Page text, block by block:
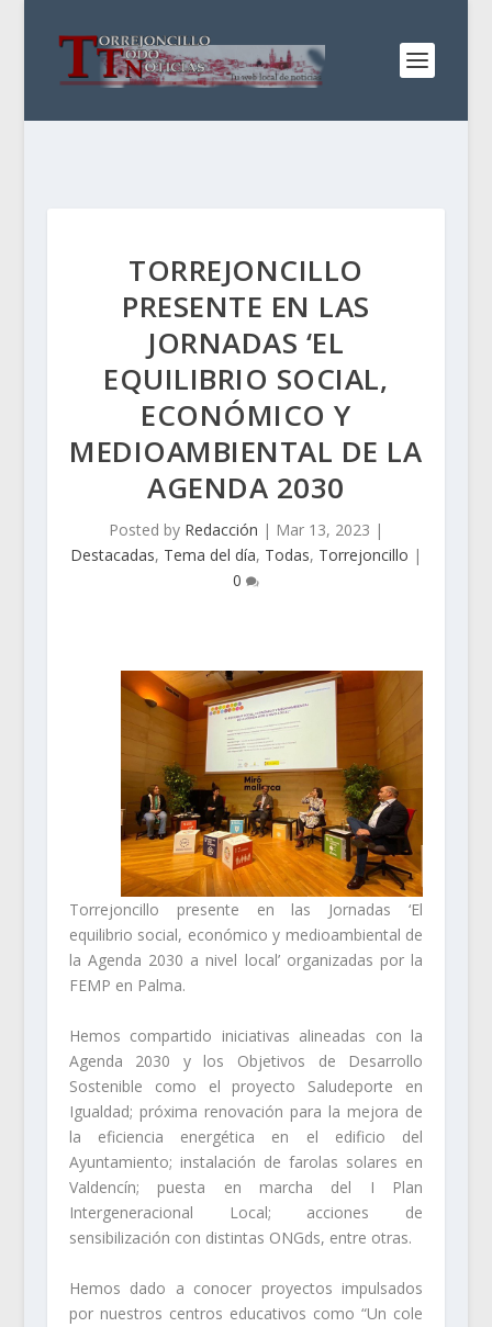
TORREJONCILLO
PRESENTE EN LAS
JORNADAS ‘EL
EQUILIBRIO SOCIAL,
ECONÓMICO Y
MEDIOAMBIENTAL DE LA
AGENDA 2030
Posted by Redacción | Mar 13, 2023 |
Destacadas, Tema del día, Todas, Torrejoncillo |
0
Torrejoncillo presente en las Jornadas ‘El
equilibrio social, económico y medioambiental de
la Agenda 2030 a nivel local’ organizadas por la
FEMP en Palma.
Hemos compartido iniciativas alineadas con la
Agenda 2030 y los Objetivos de Desarrollo
Sostenible como el proyecto Saludeporte en
Igualdad; próxima renovación para la mejora de
la eficiencia energética en el edificio del
Ayuntamiento; instalación de farolas solares en
Valdencín; puesta en marcha del I Plan
Intergeneracional Local; acciones de
sensibilización con distintas ONGds, entre otras.
Hemos dado a conocer proyectos impulsados
por nuestros centros educativos como “Un cole